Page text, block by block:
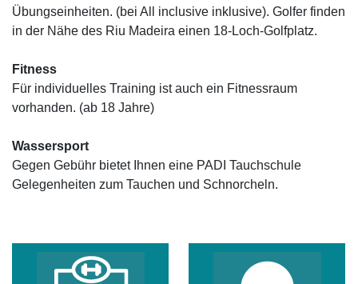
Übungseinheiten. (bei All inclusive inklusive). Golfer finden
in der Nähe des Riu Madeira einen 18-Loch-Golfplatz.
Fitness
Für individuelles Training ist auch ein Fitnessraum
vorhanden. (ab 18 Jahre)
Wassersport
Gegen Gebühr bietet Ihnen eine PADI Tauchschule
Gelegenheiten zum Tauchen und Schnorcheln.